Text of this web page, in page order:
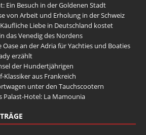
Ein Besuch in der Goldenen Stadt
von Arbeit und Erholung in der Schweiz
Liebe in Deutschland kostet
das Venedig des Nordens
an der Adria für Yachties und Boaties
erzählt
der Hundertjährigen
Klassiker aus Frankreich
unter den Tauchscootern
Palast-Hotel: La Mamounia